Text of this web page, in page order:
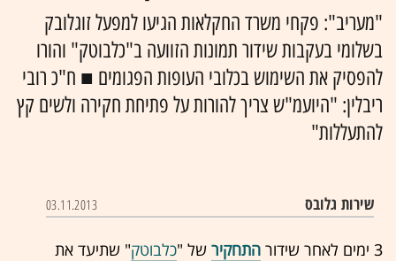
"מעריב": פקחי משרד החקלאות הגיעו למפעל זוגלובק
בשלומי בעקבות שידור תמונות הזוועה ב"כלבוטק" והורו
להפסיק את השימוש בכלובי העופות הפגומים ■ ח"כ רובי
ריבלין: "היועמ"ש צריך להורות על פתיחת חקירה ולשים קץ
להתעללות"
שירות גלובס 03.11.2013
3 ימים לאחר שידור התחקיר של "כלבוטק" שתיעד את